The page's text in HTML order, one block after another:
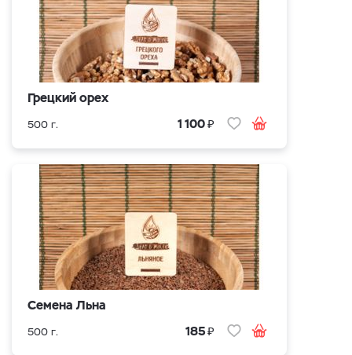
Грецкий орех
500 г. 1 100₽
Семена Льна
500 г. 185₽